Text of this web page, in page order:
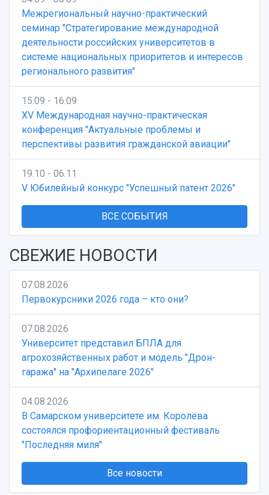
Межрегиональный научно-практический
семинар "Стратегирование международной
деятельности российских университетов в
системе национальных приоритетов и интересов
регионального развития"
15.09 - 16.09
XV Международная научно-практическая
конференция "Актуальные проблемы и
перспективы развития гражданской авиации"
19.10 - 06.11
V Юбилейный конкурс "Успешный патент 2026"
ВСЕ СОБЫТИЯ
СВЕЖИЕ НОВОСТИ
07.08.2026
Первокурсники 2026 года – кто они?
07.08.2026
Университет представил БПЛА для
агрохозяйственных работ и модель "Дрон-
гаража" на "Архипелаге 2026"
04.08.2026
В Самарском университете им. Королёва
состоялся профориентационный фестиваль
"Последняя миля"
Все новости